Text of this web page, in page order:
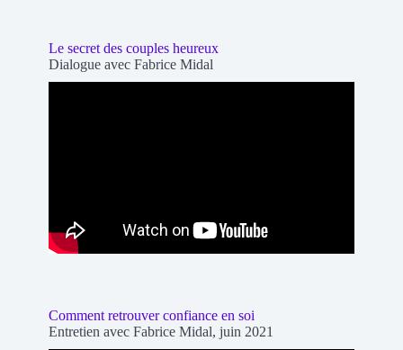
Le secret des couples heureux
Dialogue avec Fabrice Midal
Comment retrouver confiance en soi
Entretien avec Fabrice Midal, juin 2021